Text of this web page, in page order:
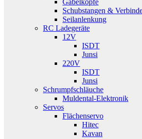
Gabelköpfe
Schubstangen &
Seilanlenkung
RC Ladegeräte
12V
ISDT
Junsi
220V
ISDT
Junsi
Schrumpfschläuche
Muldental-Elektronik
Servos
Flächenservo
Hitec
Kavan